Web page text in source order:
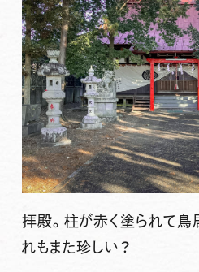
拝殿。柱が赤く塗られて鳥
れもまた珍しい？